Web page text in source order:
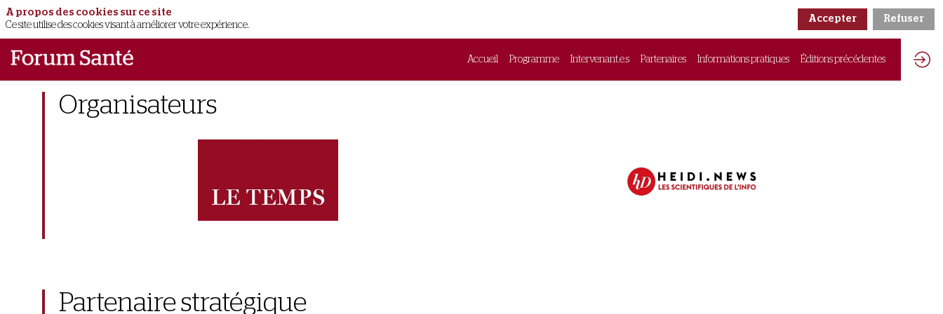
Accueil Programme Intervenant.e.s Partenaires Informations pratiques Éditions précédentes
Organisateurs
Partenaire stratégique
A propos des cookies sur ce site
Ce site utilise des cookies visant à améliorer votre expérience.
Accepter Refuser